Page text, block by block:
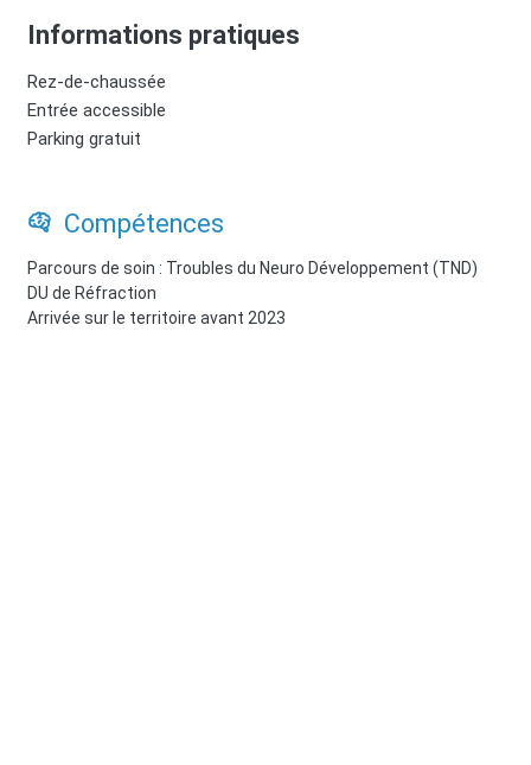
Informations pratiques
Rez-de-chaussée
Entrée accessible
Parking gratuit
Compétences
Parcours de soin : Troubles du Neuro Développement (TND)
DU de Réfraction
Arrivée sur le territoire avant 2023